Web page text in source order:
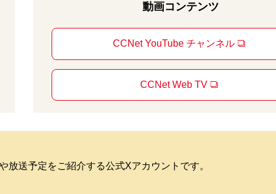
動画コンテンツ
CCNet YouTube チャンネル
CCNet Web TV
送予定をご紹介する公式Xアカウントです。